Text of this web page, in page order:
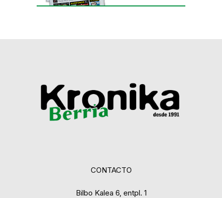
CONTACTO
Bilbo Kalea 6, entpl. 1